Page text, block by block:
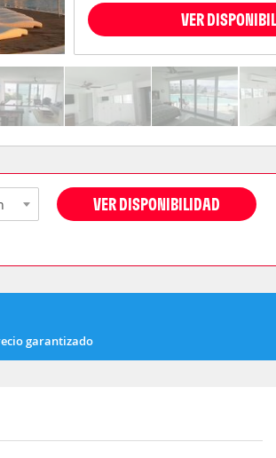
VER
VER DISPONIBILIDAD
garantizado